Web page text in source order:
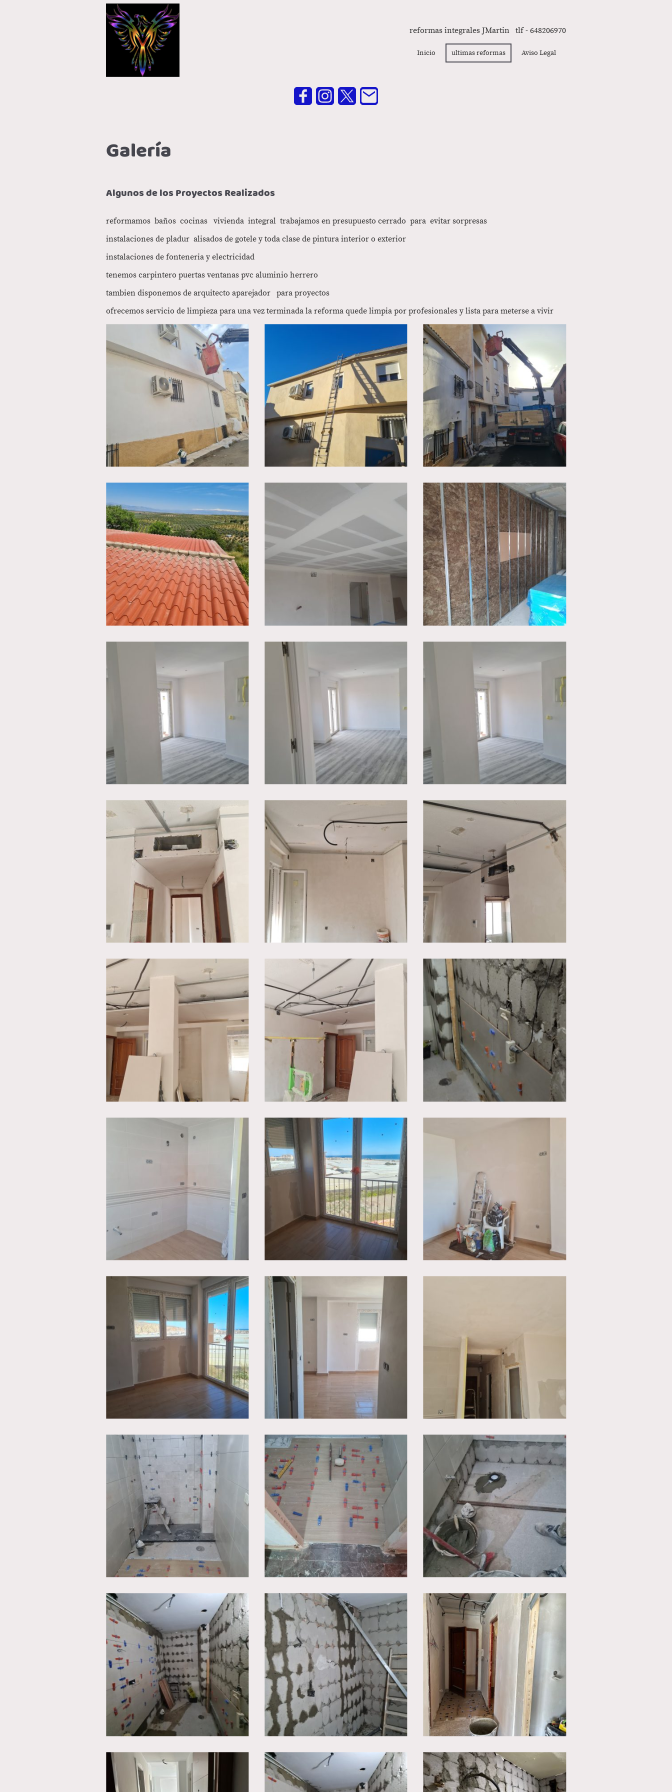
reformas integrales JMartin tlf - 648206970
Inicio ultimas reformas Aviso Legal
Galería
Algunos de los Proyectos Realizados
reformamos baños cocinas vivienda integral trabajamos en presupuesto cerrado para evitar sorpresas
instalaciones de pladur alisados de gotele y toda clase de pintura interior o exterior
instalaciones de fonteneria y electricidad
tenemos carpintero puertas ventanas pvc aluminio herrero
tambien disponemos de arquitecto aparejador para proyectos
ofrecemos servicio de limpieza para una vez terminada la reforma quede limpia por profesionales y lista para meterse a vivir